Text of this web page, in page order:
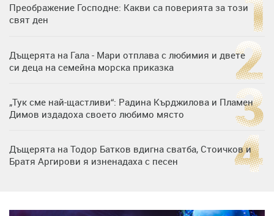
Преображение Господне: Какви са поверията за този
свят ден
Дъщерята на Гала - Мари отплава с любимия и двете
си деца на семейна морска приказка
„Тук сме най-щастливи“: Радина Кърджилова и Пламен
Димов издадоха своето любимо място
Дъщерята на Тодор Батков вдигна сватба, Стоичков и
Братя Аргирови я изненадаха с песен